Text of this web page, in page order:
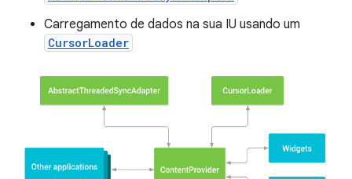
Carregamento de dados na sua IU usando um
CursorLoader